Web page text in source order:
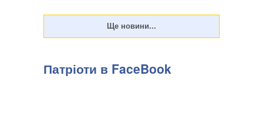
видобутку природних ресурсів. Територія Північного
Льодовитого океану, яка донедавна була вкрита товстими
Патріоти в FaceBook